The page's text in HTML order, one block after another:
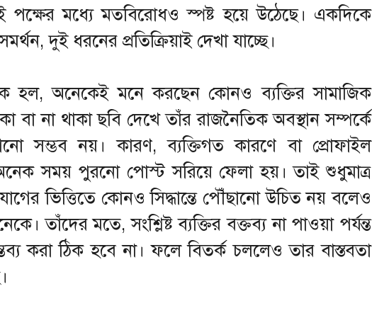
পক্ষের মধ্যে মতবিরোধও স্পষ্ট হয়ে উঠেছে। একদিকে
দুই ধরনের প্রতিক্রিয়াই দেখা যাচ্ছে।
হল, অনেকেই মনে করছেন কোনও ব্যক্তির সামাজিক
বা না থাকা ছবি দেখে তাঁর রাজনৈতিক অবস্থান সম্পর্কে
সম্ভব নয়। কারণ, ব্যক্তিগত কারণে বা প্রোফাইল
সময় পুরনো পোস্ট সরিয়ে ফেলা হয়। তাই শুধুমাত্র
ভিত্তিতে কোনও সিদ্ধান্তে পৌঁছানো উচিত নয় বলেও
তাঁদের মতে, সংশ্লিষ্ট ব্যক্তির বক্তব্য না পাওয়া পর্যন্ত
করা ঠিক হবে না। ফলে বিতর্ক চললেও তার বাস্তবতা